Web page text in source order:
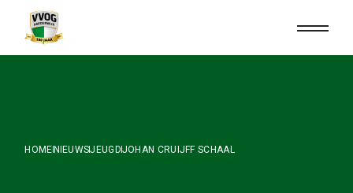
content
HOME NIEUWSJEUGDJOHAN CRUIJFF SCHAAL